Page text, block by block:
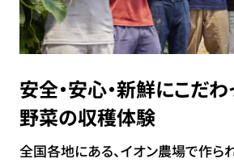
安全・安心・新鮮にこだわ
野菜の収穫体験
全国各地にある、イオン農場で作